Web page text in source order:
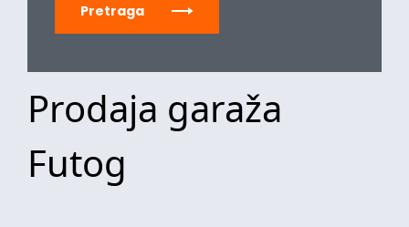
Pretraga
Prodaja garaža
Futog